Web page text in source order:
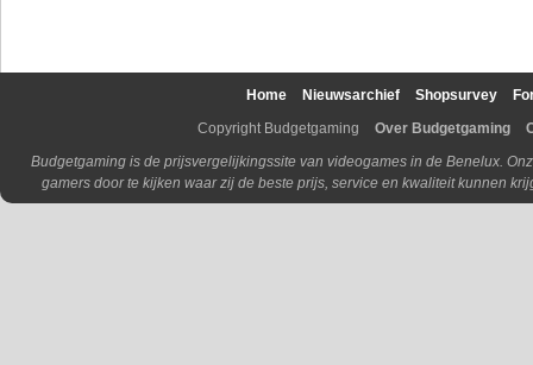
Home Nieuwsarchief Shopsurvey
Copyright Budgetgaming
Over Budgetgaming
Budgetgaming is de prijsvergelijkingssite van videogames in de Benelux.
gamers door te kijken waar zij de beste prijs, service en kwaliteit kunnen